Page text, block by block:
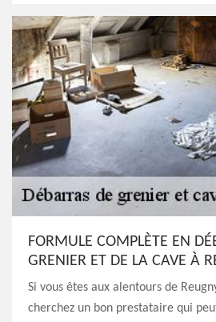
FORMULE COMPLÈTE EN
GRENIER ET DE LA CAVE À
Si vous êtes aux alentours de
cherchez un bon prestataire qui